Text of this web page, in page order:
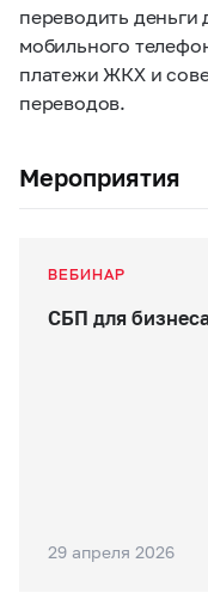
переводить деньги
мобильного
платежи ЖКХ и
переводов.
Мероприятия
ВЕБИНАР
СБП для
29 апреля 2026